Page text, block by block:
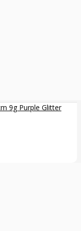
9g Purple Glitter